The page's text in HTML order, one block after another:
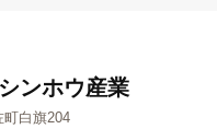
ンホウ産業
町白旗204